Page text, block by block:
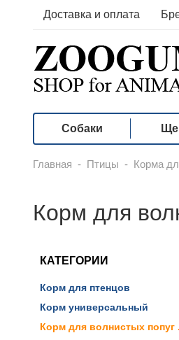
Доставка и оплата
Собаки
Главная - Птицы - Корма
Корм для
КАТЕГОРИИ
Корм для птенцов
Корм универсальный
Корм для волнистых попуг